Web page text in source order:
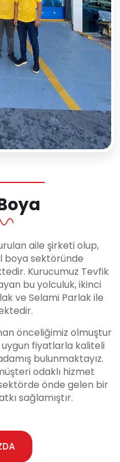
aile şirketi olup,
boya sektöründe
Kurucumuz Tevfik
bu yolculuk, ikinci
ve Selami Parlak ile
önceliğimiz olmuştur
fiyatlarla kaliteli
bulunmaktayız.
odaklı hizmet
sektörde önde gelen bir
sağlamıştır.